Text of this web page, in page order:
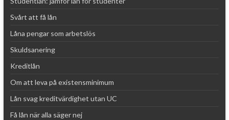
Svårt att få lån
Låna pengar som arbetslös
Skuldsanering
Kreditlån
Om att leva på existensminimum
Lån svag kreditvärdighet utan UC
Få lån när alla säger nej